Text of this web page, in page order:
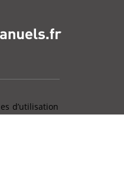
d’utilisation